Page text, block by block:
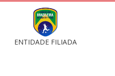
ENTIDADE FILIADA